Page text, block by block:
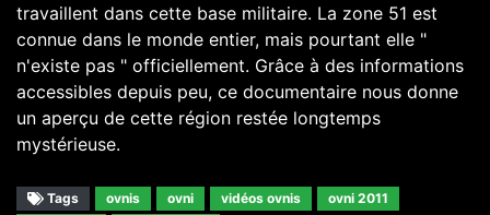
travaillent dans cette base militaire. La zone 51 est
connue dans le monde entier, mais pourtant elle "
n'existe pas " officiellement. Grâce à des informations
accessibles depuis peu, ce documentaire nous donne
un aperçu de cette région restée longtemps
mystérieuse.
Tags ovnis ovni vidéos ovnis
ovni 2011